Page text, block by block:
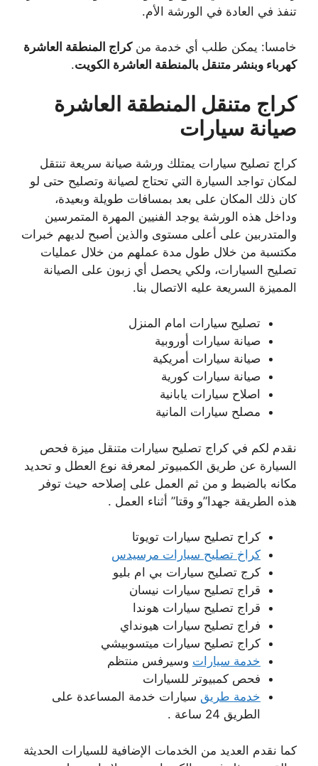
تنفذ في العادة في الورشة الأم.
خامسا: يمكن طلب أي خدمة منكراج المنطقة العاشرة
كهرباء وبنشر متنقل بالمنطقة العاشرة الكويت.
كراج متنقل المنطقة العاشرة
صيانة سيارات
كراج تصليح سيارات يمتلك ورشة صيانة سريعة تنتقل
لمكان تواجد السيارة التي تحتاج لصيانة وتصليح حتى لو
كان ذلك المكان على بعد بمسافات طويلة وبعيدة،
وداخل هذه الورشة يوجد الفنيين المهرة المتمرسين
والمتدربين على أعلى مستوى والذين أصبح لديهم خبرات
مكتسبة من خلال طول مدة عملهم من خلال عمليات
تصليح السيارات، ولكي يحصل أي زبون على الصيانة
المميزة السريعة عليه الاتصال بنا.
تصليح سيارات امام المنزل
صيانة سيارات أوروبية
صيانة سيارات أمريكية
صيانة سيارات كورية
اصلاح سيارات يابانية
مصلح سيارات المانية
نقدم لكم في كراج تصليح سيارات متنقل ميزة فحص
السيارة عن طريق الكمبيوتر لمعرفة نوع العطل و تحديد
مكانه بالضبط و من ثم العمل على إصلاحه حيث توفر
هذه الطريقة جهدا”و وقتا” أثناء العمل .
كراح تصليح سيارات تويوتا
كراخ تصليح سيارات مرسيدس
كرج تصليح سيارات بي ام بليو
قراج تصليح سيارات نيسان
قراج تصليح سيارات هوندا
فراج تصليح سيارات هيونداي
كراج تصليح سيارات ميتسوبيشي
خدمة سيارات وسيرفس منتظم
فحص كمبيوتر للسيارات
خدمة طريق سيارات خدمة المساعدة على
الطريق 24 ساعة .
كما نقدم العديد من الخدمات الإضافية للسيارات الحديثة